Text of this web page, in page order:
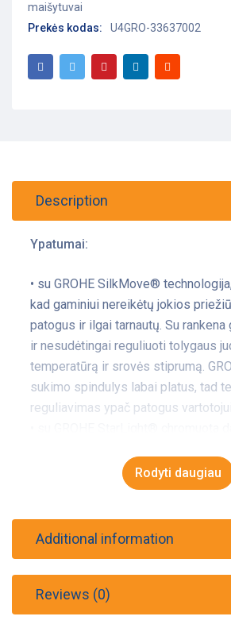
maišytuvai
Prekės kodas:
U4GRO-33637002
Description
Ypatumai:
• su GROHE SilkMove®
kad gaminiui nereikėtų jokios
patogus ir ilgai tarnautų. Su
ir nesudėtingai reguliuoti tolygaus
temperatūrą ir srovės stiprumą.
sukimo spindulys labai platus, tad
reguliavimas ypač patogus
ir nepraranda blizgesio – net ir
metų jie atrodo kaip nauji;
• keramikinė kasetė 46 mm.
Rodyti daugiau
Additional information
Reviews (0)